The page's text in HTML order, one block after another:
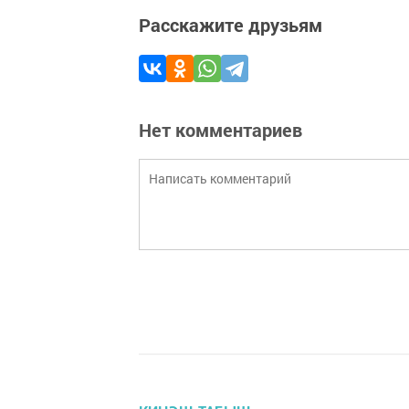
Расскажите друзьям
Нет комментариев